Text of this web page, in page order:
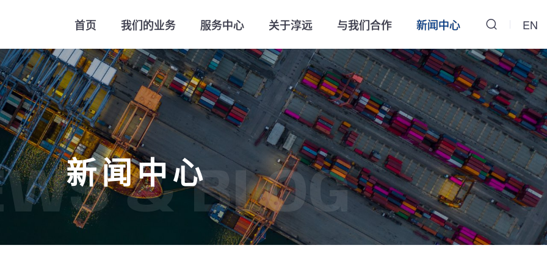
EN
首页 我们的业务 服务中心 关于淳远 与我们合作 新闻中心
新闻中心
& BLOG